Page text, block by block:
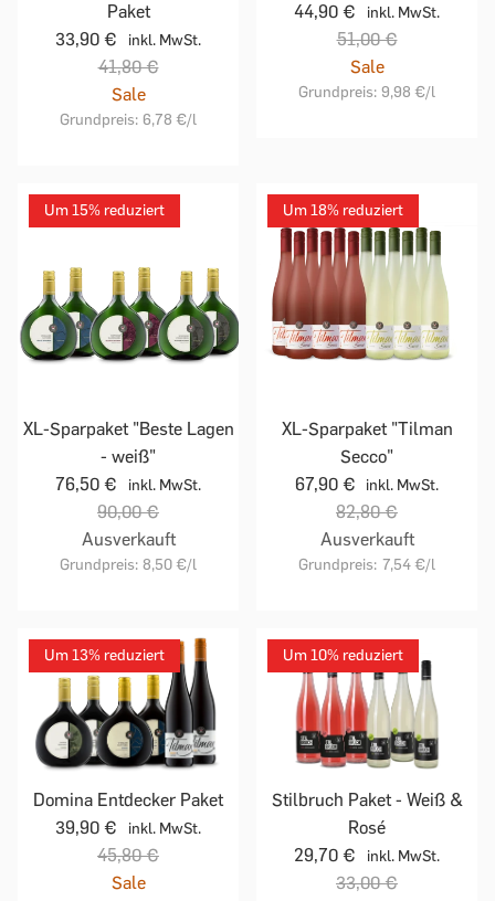
Paket
33,90 €
inkl. MwSt.
41,80 €
Sale
Grundpreis: 6,78 €/l
44,90 € inkl. MwSt.
51,00 €
Sale
Grundpreis: 9,98 €/l
Um 15% reduziert
XL-Sparpaket "Beste Lagen
- weiß"
76,50 €
inkl. MwSt.
90,00 €
Ausverkauft
Grundpreis: 8,50 €/l
Um 18% reduziert
XL-Sparpaket "Tilman
Secco"
67,90 €
inkl. MwSt.
82,80 €
Ausverkauft
Grundpreis: 7,54 €/l
Um 13% reduziert
Domina Entdecker Paket
39,90 €
inkl. MwSt.
45,80 €
Sale
Um 10% reduziert
Stilbruch Paket - Weiß &
Rosé
29,70 €
inkl. MwSt.
33,00 €